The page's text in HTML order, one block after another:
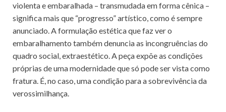
violenta e embaralhada – transmudada em forma cênica –
significa mais que “progresso” artístico, como é sempre
anunciado. A formulação estética que faz ver o
embaralhamento também denuncia as incongruências do
quadro social, extraestético. A peça expõe as condições
próprias de uma modernidade que só pode ser vista como
fratura. É, no caso, uma condição para a sobrevivência da
verossimilhança.